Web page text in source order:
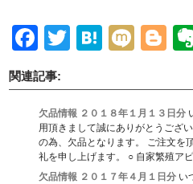
Facebook
Twitter
Hatena
Mixi
関連記事:
欠品情報 ２０１８年１月１３日分
用頂きまして誠にありがとうござ
の為、欠品となります。 ご注文を
礼を申し上げます。 ○ 自家繁殖ア
欠品情報 ２０１７年４月１日分 い